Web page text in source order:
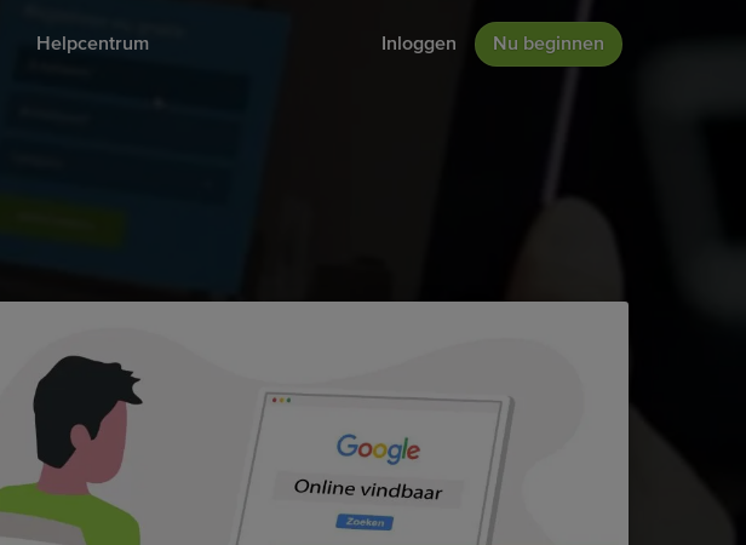
Helpcentrum Inloggen Nu beginnen